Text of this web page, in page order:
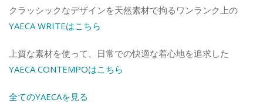
クラッシックなデザインを天然素材で拘るワンランク上の
YAECA WRITEはこちら
上質な素材を使って、日常での快適な着心地を追求した
YAECA CONTEMPOはこちら
全てのYAECAを見る